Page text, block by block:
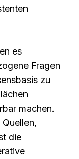
es
Fragen
zu
machen.
die